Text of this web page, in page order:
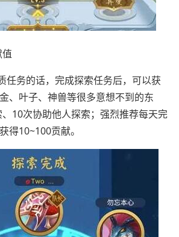
任务的话，完成探索任务后，可以获
、叶子、神兽等很多意想不到的东
10次协助他人探索；强烈推荐每天完
得10~100贡献。